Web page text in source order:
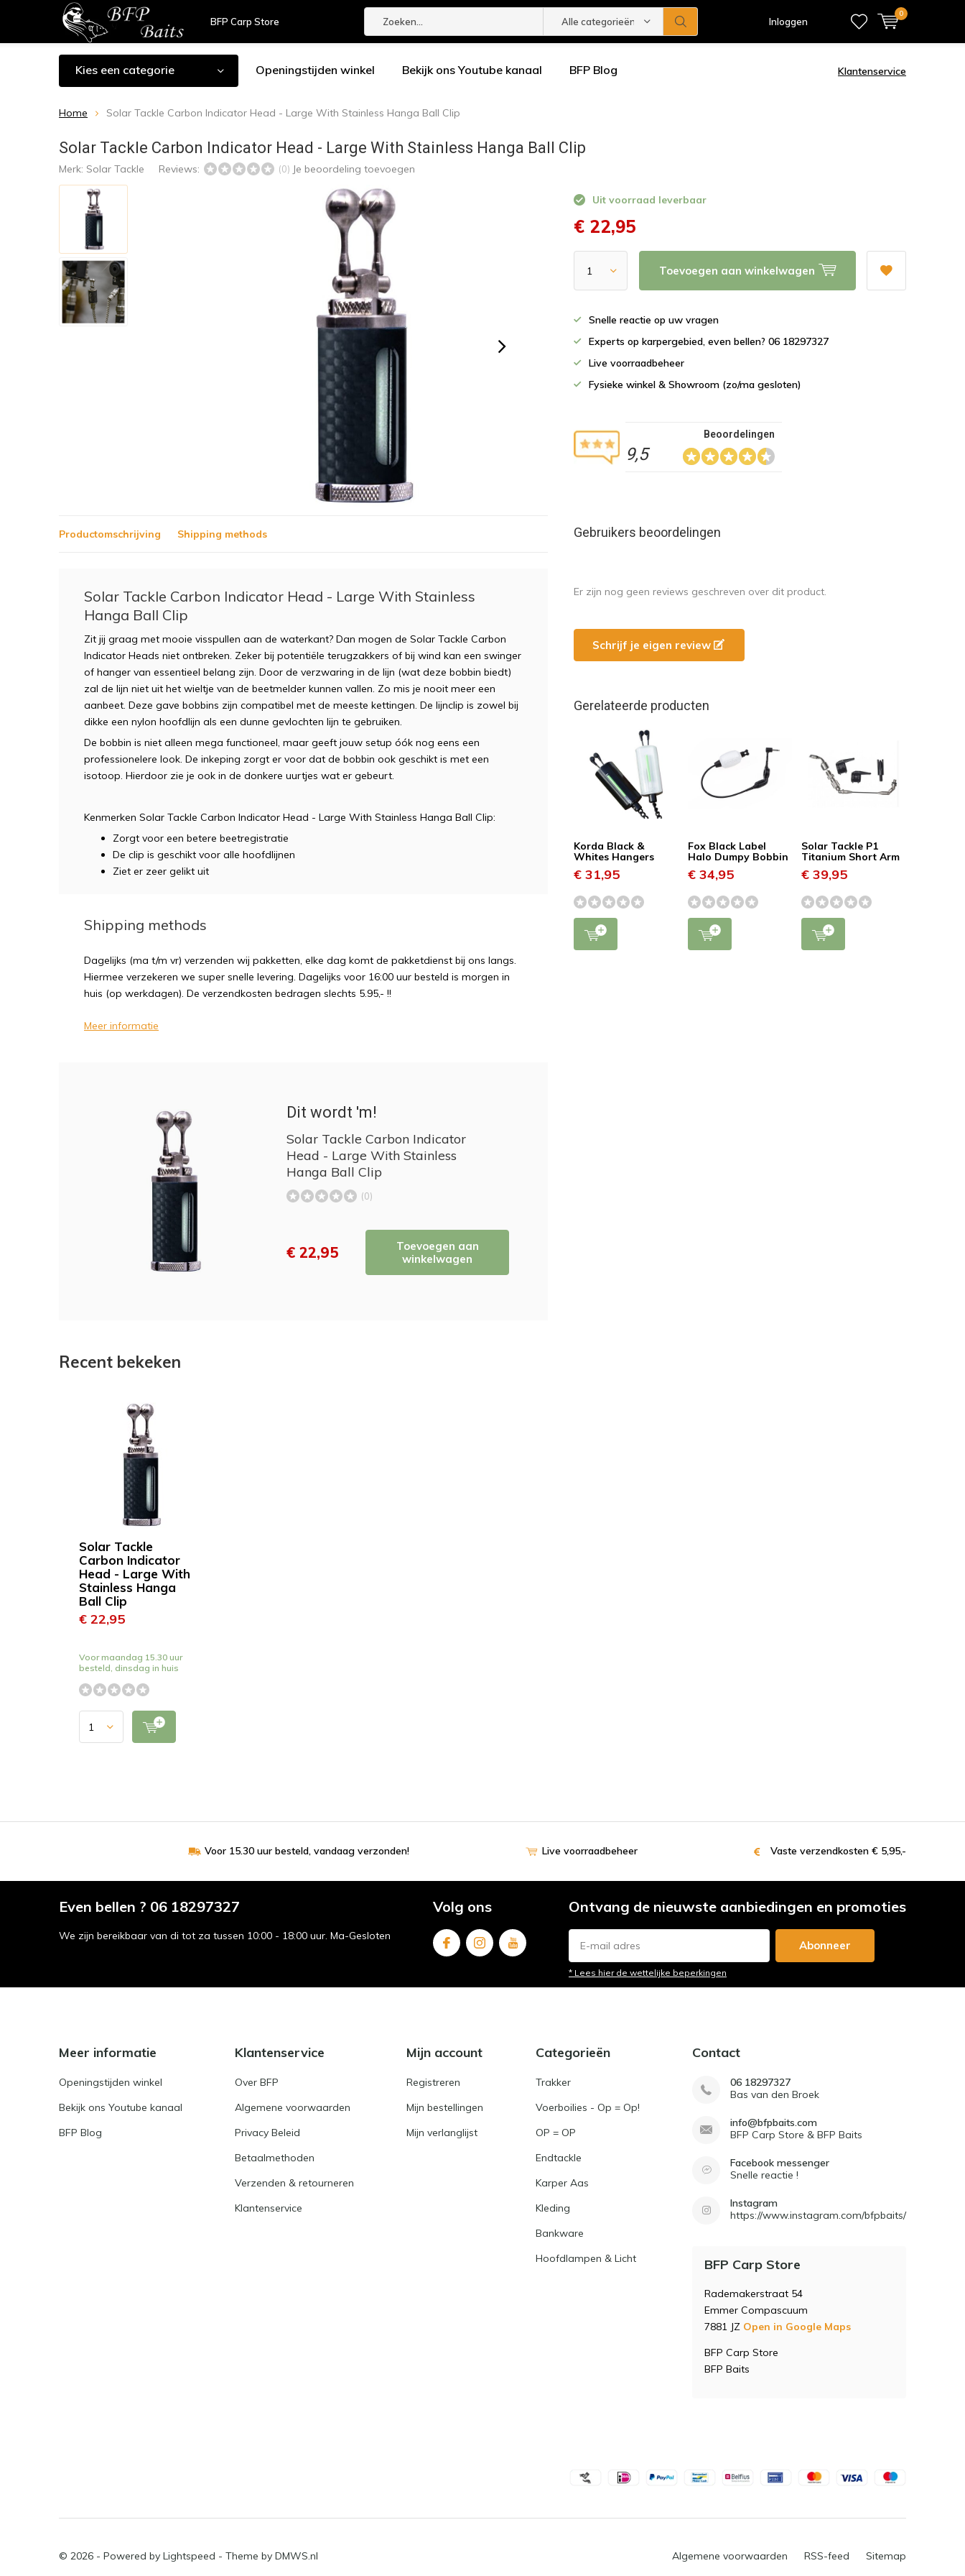
BFP Carp Store Alle categorieën Inloggen
0
Kies een categorie Openingstijden winkel Bekijk ons Youtube kanaal BFP Blog Klantenservice
Home Solar Tackle Carbon Indicator Head - Large With Stainless Hanga Ball Clip
Solar Tackle Carbon Indicator Head - Large With Stainless Hanga Ball Clip
Merk: Solar Tackle Reviews: (0) Je beoordeling toevoegen
Uit voorraad leverbaar
€ 22,95
Toevoegen aan winkelwagen
Snelle reactie op uw vragen
Experts op karpergebied, even bellen? 06 18297327
Live voorraadbeheer
Fysieke winkel & Showroom (zo/ma gesloten)
9,5
Beoordelingen
Productomschrijving Shipping methods
Solar Tackle Carbon Indicator Head - Large With Stainless
Hanga Ball Clip
Zit jij graag met mooie visspullen aan de waterkant? Dan mogen de Solar Tackle Carbon
Indicator Heads niet ontbreken. Zeker bij potentiële terugzakkers of bij wind kan een swinger
of hanger van essentieel belang zijn. Door de verzwaring in de lijn (wat deze bobbin biedt)
zal de lijn niet uit het wieltje van de beetmelder kunnen vallen. Zo mis je nooit meer een
aanbeet. Deze gave bobbins zijn compatibel met de meeste kettingen. De lijnclip is zowel bij
dikke een nylon hoofdlijn als een dunne gevlochten lijn te gebruiken.
De bobbin is niet alleen mega functioneel, maar geeft jouw setup óók nog eens een
professionelere look. De inkeping zorgt er voor dat de bobbin ook geschikt is met een
isotoop. Hierdoor zie je ook in de donkere uurtjes wat er gebeurt.
Kenmerken Solar Tackle Carbon Indicator Head - Large With Stainless Hanga Ball Clip:
Zorgt voor een betere beetregistratie
De clip is geschikt voor alle hoofdlijnen
Ziet er zeer gelikt uit
Shipping methods
Dagelijks (ma t/m vr) verzenden wij pakketten, elke dag komt de pakketdienst bij ons langs.
Hiermee verzekeren we super snelle levering. Dagelijks voor 16:00 uur besteld is morgen in
huis (op werkdagen). De verzendkosten bedragen slechts 5.95,- !!
Meer informatie
Dit wordt 'm!
Solar Tackle Carbon Indicator
Head - Large With Stainless
Hanga Ball Clip
(0)
€ 22,95
Toevoegen aan
winkelwagen
Gebruikers beoordelingen
Er zijn nog geen reviews geschreven over dit product.
Schrijf je eigen review
Gerelateerde producten
Korda Black &
Whites Hangers
€ 31,95
Fox Black Label
Halo Dumpy Bobbin
€ 34,95
Solar Tackle P1
Titanium Short Arm
€ 39,95
Recent bekeken
Solar Tackle
Carbon Indicator
Head - Large With
Stainless Hanga
Ball Clip
€ 22,95
Voor maandag 15.30 uur
besteld, dinsdag in huis
Voor 15.30 uur besteld, vandaag verzonden! Live voorraadbeheer Vaste verzendkosten € 5,95,-
Even bellen ? 06 18297327
We zijn bereikbaar van di tot za tussen 10:00 - 18:00 uur. Ma-Gesloten
Volg ons Ontvang de nieuwste aanbiedingen en promoties
Abonneer
* Lees hier de wettelijke beperkingen
Meer informatie
Openingstijden winkel
Bekijk ons Youtube kanaal
BFP Blog
Klantenservice
Over BFP
Algemene voorwaarden
Privacy Beleid
Betaalmethoden
Verzenden & retourneren
Klantenservice
Mijn account
Registreren
Mijn bestellingen
Mijn verlanglijst
Categorieën
Trakker
Voerboilies - Op = Op!
OP = OP
Endtackle
Karper Aas
Kleding
Bankware
Hoofdlampen & Licht
Contact
06 18297327
Bas van den Broek
info@bfpbaits.com
BFP Carp Store & BFP Baits
Facebook messenger
Snelle reactie !
Instagram
https://www.instagram.com/bfpbaits/
BFP Carp Store
Rademakerstraat 54
Emmer Compascuum
7881 JZ Open in Google Maps
BFP Carp Store
BFP Baits
© 2026 - Powered by Lightspeed - Theme by DMWS.nl Algemene voorwaarden RSS-feed Sitemap